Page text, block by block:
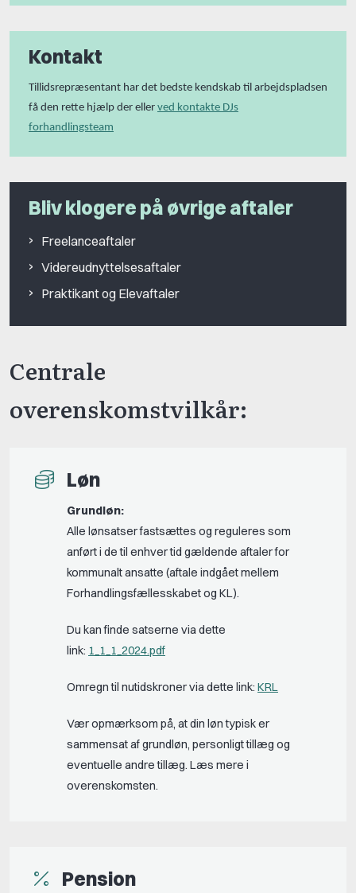
Kontakt
Tillidsrepræsentant har det bedste kendskab til arbejdspladsen
få den rette hjælp der eller ved kontakte DJs
forhandlingsteam
Bliv klogere på øvrige aftaler
Freelanceaftaler
Videreudnyttelsesaftaler
Praktikant og Elevaftaler
Centrale
overenskomstvilkår:
Løn
Grundløn:
Alle lønsatser fastsættes og reguleres som
anført i de til enhver tid gældende aftaler for
kommunalt ansatte (aftale indgået mellem
Forhandlingsfællesskabet og KL).
Du kan finde satserne via dette
link: 1_1_1_2024.pdf
Omregn til nutidskroner via dette link: KRL
Vær opmærksom på, at din løn typisk er
sammensat af grundløn, personligt tillæg og
eventuelle andre tillæg. Læs mere i
overenskomsten.
Pension